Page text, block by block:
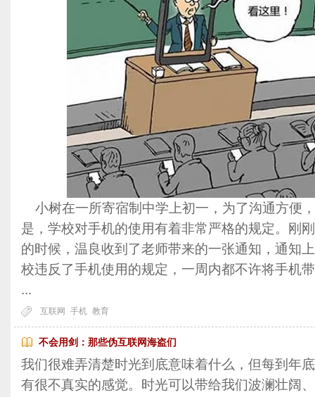
小树在一所寄宿制中学上初一，为了沟通方便
是，学校对手机的使用有着非常严格的规定。刚
的时候，温良收到了老师带来的一张通知，通知
校违反了手机使用的规定，一周内都不许将手机
...
互联网 手机 教育
不会用剑：那些伪互联网海盗们
我们很难弄清楚时光到底意味着什么，但每到年
有很不真实的感觉。时光可以带给我们波澜壮阔